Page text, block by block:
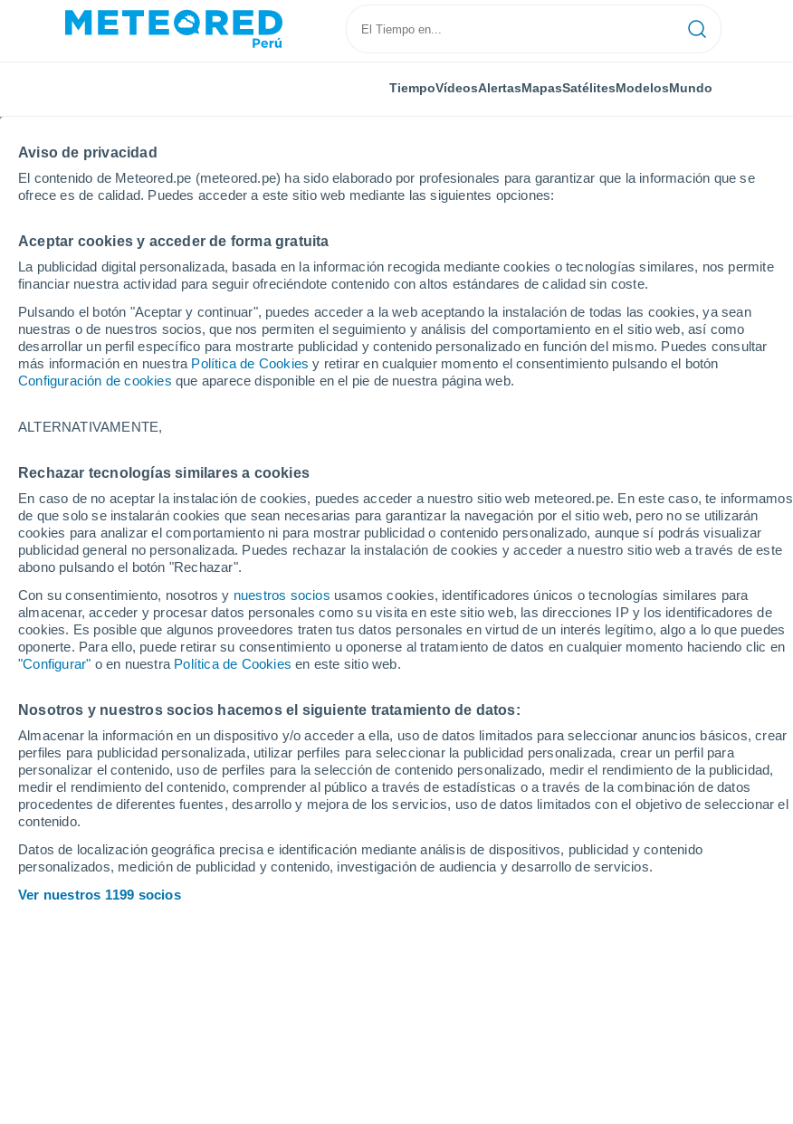
Aviso de privacidad
El contenido de Meteored.pe (meteored.pe) ha sido elaborado por profesionales para garantizar que la información que se
ofrece es de calidad. Puedes acceder a este sitio web mediante las siguientes opciones:
Aceptar cookies y acceder de forma gratuita
La publicidad digital personalizada, basada en la información recogida mediante cookies o tecnologías similares, nos permite
financiar nuestra actividad para seguir ofreciéndote contenido con altos estándares de calidad sin coste.
Pulsando el botón "Aceptar y continuar", puedes acceder a la web aceptando la instalación de todas las cookies, ya sean
nuestras o de nuestros socios, que nos permiten el seguimiento y análisis del comportamiento en el sitio web, así como
desarrollar un perfil específico para mostrarte publicidad y contenido personalizado en función del mismo. Puedes consultar
más información en nuestra Política de Cookies y retirar en cualquier momento el consentimiento pulsando el botón
Configuración de cookies que aparece disponible en el pie de nuestra página web.
ALTERNATIVAMENTE,
Rechazar tecnologías similares a cookies
En caso de no aceptar la instalación de cookies, puedes acceder a nuestro sitio web meteored.pe. En este caso, te informamos
de que solo se instalarán cookies que sean necesarias para garantizar la navegación por el sitio web, pero no se utilizarán
cookies para analizar el comportamiento ni para mostrar publicidad o contenido personalizado, aunque sí podrás visualizar
publicidad general no personalizada. Puedes rechazar la instalación de cookies y acceder a nuestro sitio web a través de este
abono pulsando el botón "Rechazar".
Con su consentimiento, nosotros y nuestros socios usamos cookies, identificadores únicos o tecnologías similares para
almacenar, acceder y procesar datos personales como su visita en este sitio web, las direcciones IP y los identificadores de
cookies. Es posible que algunos proveedores traten tus datos personales en virtud de un interés legítimo, algo a lo que puedes
oponerte. Para ello, puede retirar su consentimiento u oponerse al tratamiento de datos en cualquier momento haciendo clic en
"Configurar" o en nuestra Política de Cookies en este sitio web.
Nosotros y nuestros socios hacemos el siguiente tratamiento de datos:
Almacenar la información en un dispositivo y/o acceder a ella, uso de datos limitados para seleccionar anuncios básicos, crear
perfiles para publicidad personalizada, utilizar perfiles para seleccionar la publicidad personalizada, crear un perfil para
personalizar el contenido, uso de perfiles para la selección de contenido personalizado, medir el rendimiento de la publicidad,
medir el rendimiento del contenido, comprender al público a través de estadísticas o a través de la combinación de datos
procedentes de diferentes fuentes, desarrollo y mejora de los servicios, uso de datos limitados con el objetivo de seleccionar el
contenido.
Datos de localización geográfica precisa e identificación mediante análisis de dispositivos, publicidad y contenido
personalizados, medición de publicidad y contenido, investigación de audiencia y desarrollo de servicios.
Ver nuestros 1199 socios
TiempoVídeosAlertasMapasSatélitesModelosMundo
Inicio Rusia Buriatia Gusinoozersk
Tiempo en Gusinoozersk por horas
Tiempo 1 - 7 días Por horas
Gráfica del tiempo por horas en Gusinoozersk
SÍMBOLO TEMPERATURA
00 03 06 09 12 15 18 21 00 03 06 09 12 15 18 21 00 03 06 09 12 15 18 21 00
0.3
2.5
6.1
27°
24°
22°
24°
28°
29°
28°
24° 24°
27°
26°
La previsión del tiempo por horas en Gusinoozersk